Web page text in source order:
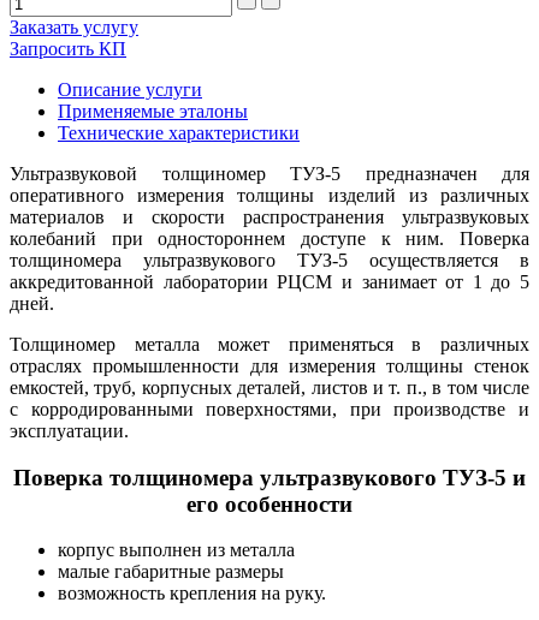
Заказать услугу
Запросить КП
Описание услуги
Применяемые эталоны
Технические характеристики
Ультразвуковой толщиномер ТУЗ-5 предназначен для
оперативного измерения толщины изделий из различных
материалов и скорости распространения ультразвуковых
колебаний при одностороннем доступе к ним. Поверка
толщиномера ультразвукового ТУЗ-5 осуществляется в
аккредитованной лаборатории РЦСМ и занимает от 1 до 5
дней.
Толщиномер металла может применяться в различных
отраслях промышленности для измерения толщины стенок
емкостей, труб, корпусных деталей, листов и т. п., в том числе
с корродированными поверхностями, при производстве и
эксплуатации.
Поверка толщиномера ультразвукового ТУЗ-5 и
его особенности
корпус выполнен из металла
малые габаритные размеры
возможность крепления на руку.